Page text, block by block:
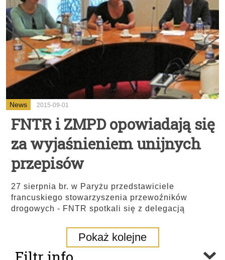
News 2015-09-01
FNTR i ZMPD opowiadają się
za wyjaśnieniem unijnych
przepisów
27 sierpnia br. w Paryżu przedstawiciele
francuskiego stowarzyszenia przewoźników
drogowych - FNTR spotkali się z delegacją
Pokaż kolejne